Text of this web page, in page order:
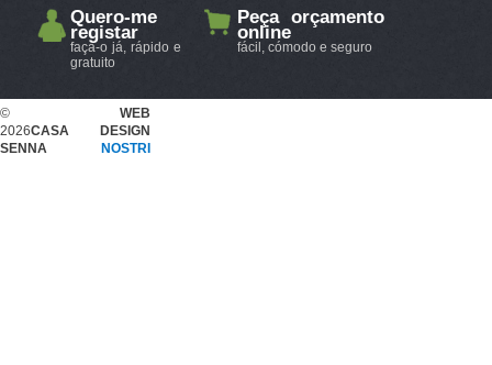
Quero-me
registar
faça-o já, rápido e
gratuito
Peça orçamento
online
fácil, cómodo e seguro
©
2026CASA
SENNA
WEB
DESIGN
NOSTRI